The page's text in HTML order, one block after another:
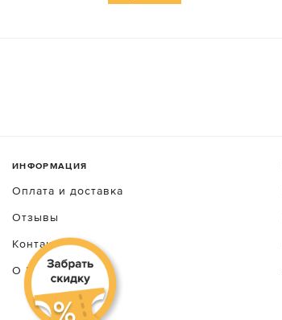
ИНФОРМАЦИЯ
Оплата и доставка
Отзывы
Контакты
О luxecrime